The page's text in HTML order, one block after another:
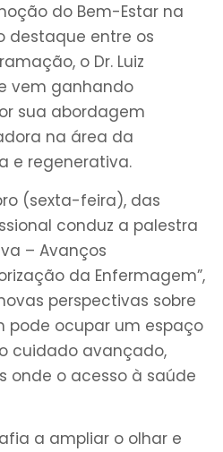
do Bem-Estar na
destaque entre os
o Dr. Luiz
vem ganhando
sua abordagem
na área da
e regenerativa.
(sexta-feira), das
conduz a palestra
– Avanços
da Enfermagem”,
perspectivas sobre
pode ocupar um espaço
cuidado avançado,
onde o acesso à saúde
a ampliar o olhar e